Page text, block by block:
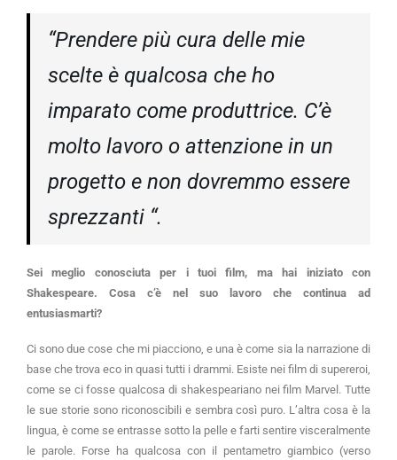
“Prendere più cura delle mie
scelte è qualcosa che ho
imparato come produttrice. C’è
molto lavoro o attenzione in un
progetto e non dovremmo essere
sprezzanti “.
Sei meglio conosciuta per i tuoi film, ma hai iniziato con
Shakespeare. Cosa c’è nel suo lavoro che continua ad
entusiasmarti?
Ci sono due cose che mi piacciono, e una è come sia la narrazione di
base che trova eco in quasi tutti i drammi. Esiste nei film di supereroi,
come se ci fosse qualcosa di shakespeariano nei film Marvel. Tutte
le sue storie sono riconoscibili e sembra così puro. L’altra cosa è la
lingua, è come se entrasse sotto la pelle e farti sentire visceralmente
le parole. Forse ha qualcosa con il pentametro giambico (verso